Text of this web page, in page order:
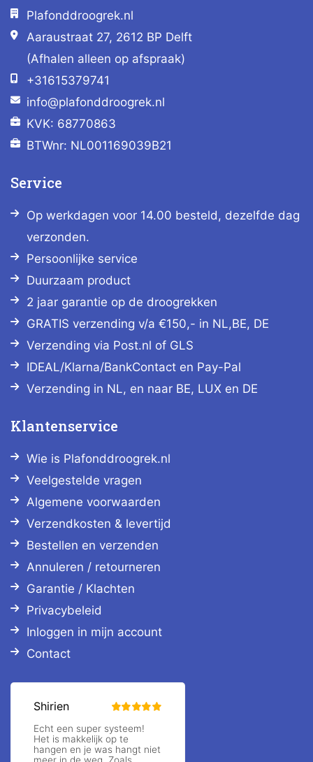
Plafonddroogrek.nl
Aaraustraat 27, 2612 BP Delft
(Afhalen alleen op afspraak)
+31615379741
info@plafonddroogrek.nl
KVK: 68770863
BTWnr: NL001169039B21
Service
Op werkdagen voor 14.00 besteld, dezelfde dag
verzonden.
Persoonlijke service
Duurzaam product
2 jaar garantie op de droogrekken
GRATIS verzending v/a €150,- in NL,BE, DE
Verzending via Post.nl of GLS
IDEAL/Klarna/BankContact en Pay-Pal
Verzending in NL, en naar BE, LUX en DE
Klantenservice
Wie is Plafonddroogrek.nl
Veelgestelde vragen
Algemene voorwaarden
Verzendkosten & levertijd
Bestellen en verzenden
Annuleren / retourneren
Garantie / Klachten
Privacybeleid
Inloggen in mijn account
Contact